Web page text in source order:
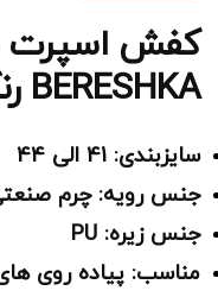
کفش اسپرت
BERESHKA رنگ سفید
سایزبندی: 41 الی 44
جنس رویه: چرم
جنس زیره: PU
مناسب: پیاده روی